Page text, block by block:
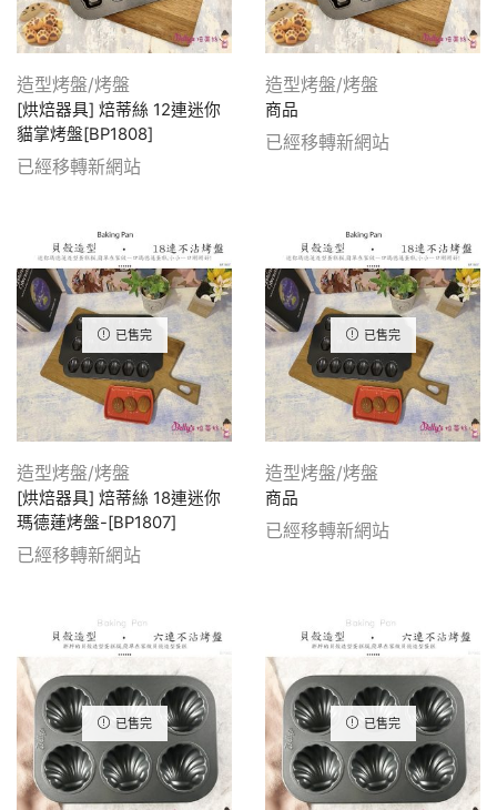
造型烤盤/烤盤
[烘焙器具] 焙蒂絲 12連迷你
貓掌烤盤[BP1808]
已經移轉新網站
造型烤盤/烤盤
商品
已經移轉新網站
已售完
造型烤盤/烤盤
[烘焙器具] 焙蒂絲 18連迷你
瑪德蓮烤盤-[BP1807]
已經移轉新網站
已售完
造型烤盤/烤盤
商品
已經移轉新網站
已售完 已售完